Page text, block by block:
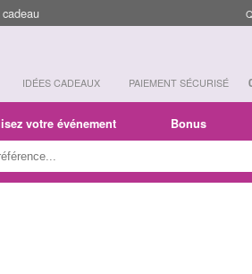
IDÉES CADEAUX PAIEMENT SÉCURISÉ
votre événement Bonus